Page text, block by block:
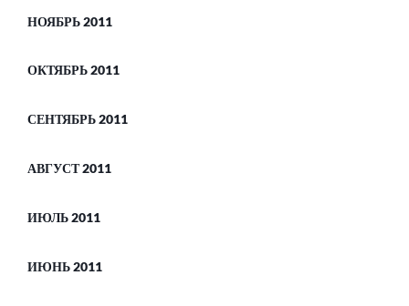
НОЯБРЬ 2011
ОКТЯБРЬ 2011
СЕНТЯБРЬ 2011
АВГУСТ 2011
ИЮЛЬ 2011
ИЮНЬ 2011